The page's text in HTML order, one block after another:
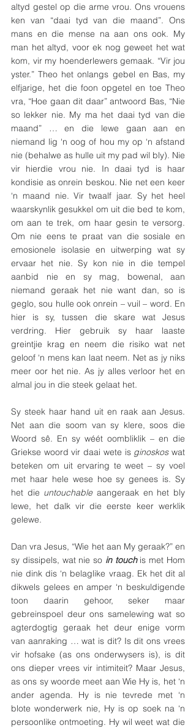
altyd gestel op die arme vrou. Ons vrouens
ken van “daai tyd van die maand”. Ons
mans en die mense na aan ons ook. My
man het altyd, voor ek nog geweet het wat
kom, vir my hoenderlewers gemaak. “Vir jou
yster.” Theo het onlangs gebel en Bas, my
elfjarige, het die foon opgetel en toe Theo
vra, “Hoe gaan dit daar” antwoord Bas, “Nie
so lekker nie. My ma het daai tyd van die
maand” … en die lewe gaan aan en
niemand lig ‘n oog of hou my op ‘n afstand
nie (behalwe as hulle uit my pad wil bly). Nie
vir hierdie vrou nie. In daai tyd is haar
kondisie as onrein beskou. Nie net een keer
‘n maand nie. Vir twaalf jaar. Sy het heel
waarskynlik gesukkel om uit die bed te kom,
om aan te trek, om haar gesin te versorg.
Om nie eens te praat van die sosiale en
emosionele isolasie en uitwerping wat sy
ervaar het nie. Sy kon nie in die tempel
aanbid nie en sy mag, bowenal, aan
niemand geraak het nie want dan, so is
geglo, sou hulle ook onrein – vuil – word. En
hier is sy, tussen die skare wat Jesus
verdring. Hier gebruik sy haar laaste
greintjie krag en neem die risiko wat net
geloof ‘n mens kan laat neem. Net as jy niks
meer oor het nie. As jy alles verloor het en
almal jou in die steek gelaat het.
Sy steek haar hand uit en raak aan Jesus.
Net aan die soom van sy klere, soos die
Woord sê. En sy wéét oombliklik – en die
Griekse woord vir daai wete is ginoskos wat
beteken om uit ervaring te weet – sy voel
met haar hele wese hoe sy genees is. Sy
het die untouchable aangeraak en het bly
lewe, het dalk vir die eerste keer werklik
gelewe.
Dan vra Jesus, “Wie het aan My geraak?” en
sy dissipels, wat nie so in touch is met Hom
nie dink dis ‘n belaglike vraag. Ek het dit al
dikwels gelees en amper ‘n beskuldigende
toon daarin gehoor, seker maar
gebreinspoel deur ons samelewing wat so
agterdogtig geraak het deur enige vorm
van aanraking … wat is dit? Is dit ons vrees
vir hofsake (as ons onderwysers is), is dit
ons dieper vrees vir intimiteit? Maar Jesus,
as ons sy woorde meet aan Wie Hy is, het ‘n
ander agenda. Hy is nie tevrede met ‘n
blote wonderwerk nie, Hy is op soek na ‘n
persoonlike ontmoeting. Hy wil weet wat die